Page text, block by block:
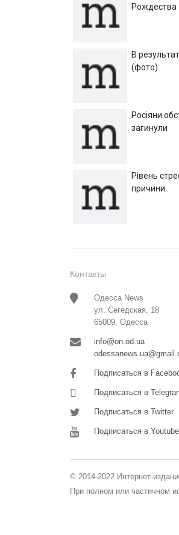
Рождества
В
(фото)
Росіяни
загинули
Рівень
причини
Контакты
Одесса News
ул. Сегедская, 18
65009, Одесса
info@on.od.ua
Подписаться в
Подписаться в
Подписаться в Twitter
Подписаться в Youtube
© 2014-2022 Интернет-
При полном или частичном